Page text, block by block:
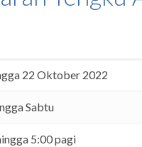
22 Oktober 2022
Sabtu
5:00 pagi